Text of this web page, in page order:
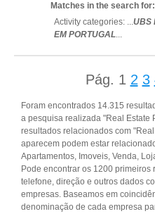
Matches in the search for:
Activity categories: ...UBS
EM PORTUGAL...
Pág. 1 2 3
Foram encontrados 14.315
a pesquisa realizada "Real Estate
resultados relacionados com
aparecem podem estar
Apartamentos, Imoveis, Venda,
Pode encontrar os 1200
telefone, direção e outros dados
empresas. Baseamos em
denominação de cada empresa